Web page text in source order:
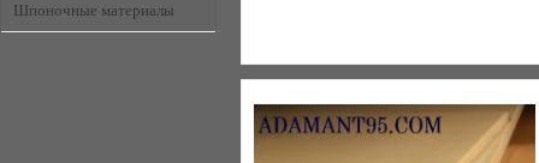
Шпоночные материалы
099 3114600